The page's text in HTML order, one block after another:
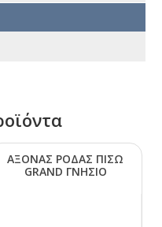
ΑΞΟΝΑΣ ΡΟΔΑΣ ΠΙΣΩ
GRΑΝD ΓΝΗΣΙΟ